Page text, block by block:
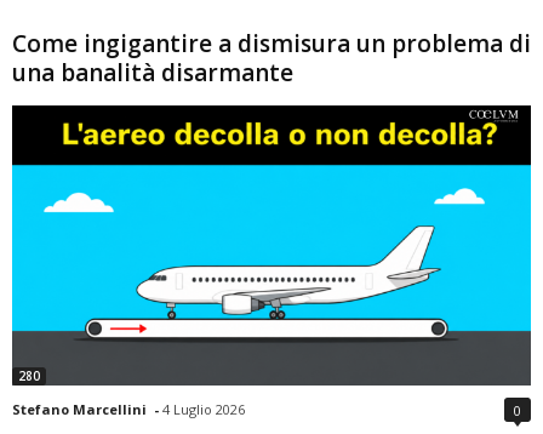
Come ingigantire a dismisura un problema di
una banalità disarmante
280
Stefano Marcellini - 4 Luglio 2026 0